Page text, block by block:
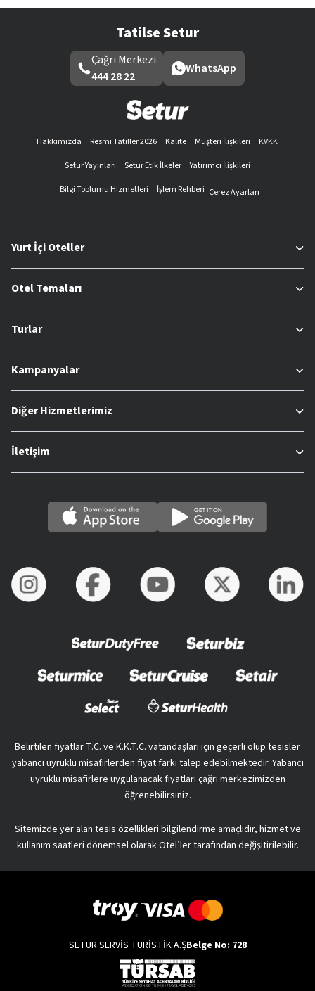
Tatilse Setur
Çağrı Merkezi
444 28 22
WhatsApp
Hakkımızda Resmi Tatiller 2026 Kalite Müşteri İlişkileri
KVKK
Setur Yayınları
Setur Etik İlkeler
Yatırımcı İlişkileri
Bilgi Toplumu Hizmetleri
İşlem Rehberi Çerez Ayarları
Yurt İçi Oteller
Otel Temaları
Turlar
Kampanyalar
Diğer Hizmetlerimiz
İletişim
Belirtilen fiyatlar T.C. ve K.K.T.C. vatandaşları için geçerli olup tesisler
yabancı uyruklu misafirlerden fiyat farkı talep edebilmektedir. Yabancı
uyruklu misafirlere uygulanacak fiyatları çağrı merkezimizden
öğrenebilirsiniz.
Sitemizde yer alan tesis özellikleri bilgilendirme amaçlıdır, hizmet ve
kullanım saatleri dönemsel olarak Otel’ler tarafından değişitirilebilir.
SETUR SERVİS TURİSTİK A.ŞBelge No: 728